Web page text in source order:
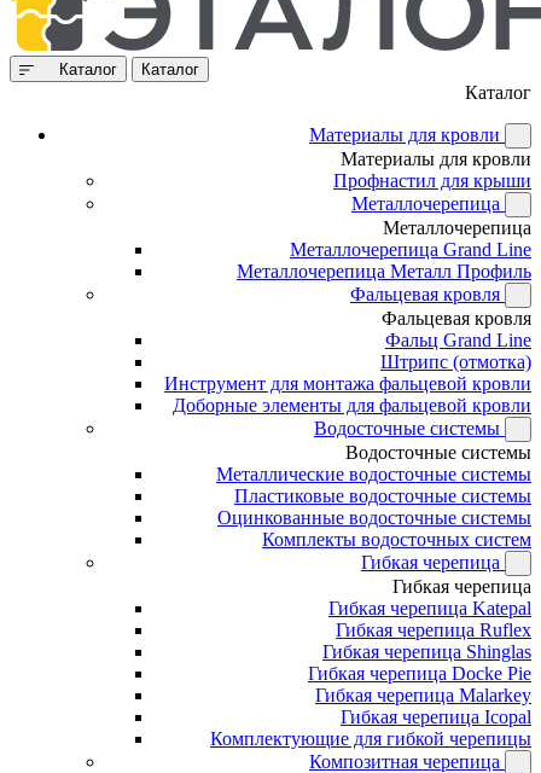
Каталог Каталог
Каталог
Материалы для кровли
Материалы для кровли
Профнастил для крыши
Металлочерепица
Металлочерепица
Металлочерепица Grand Line
Металлочерепица Металл Профиль
Фальцевая кровля
Фальцевая кровля
Фальц Grand Line
Штрипс (отмотка)
Инструмент для монтажа фальцевой кровли
Доборные элементы для фальцевой кровли
Водосточные системы
Водосточные системы
Металлические водосточные системы
Пластиковые водосточные системы
Оцинкованные водосточные системы
Комплекты водосточных систем
Гибкая черепица
Гибкая черепица
Гибкая черепица Katepal
Гибкая черепица Ruflex
Гибкая черепица Shinglas
Гибкая черепица Docke Pie
Гибкая черепица Malarkey
Гибкая черепица Icopal
Комплектующие для гибкой черепицы
Композитная черепица